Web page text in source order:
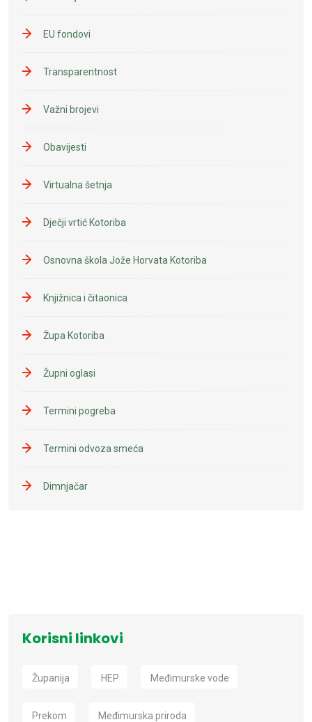
EU fondovi
Transparentnost
Važni brojevi
Obavijesti
Virtualna šetnja
Dječji vrtić Kotoriba
Osnovna škola Jože Horvata Kotoriba
Knjižnica i čitaonica
Župa Kotoriba
Župni oglasi
Termini pogreba
Termini odvoza smeća
Dimnjačar
Korisni linkovi
Županija HEP Međimurske vode
Prekom Međimurska priroda